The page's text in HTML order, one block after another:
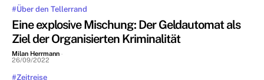
#Über den Tellerrand
Eine explosive Mischung: Der Geldautomat als
Ziel der Organisierten Kriminalität
Milan Herrmann -
26/09/2022
#Zeitreise